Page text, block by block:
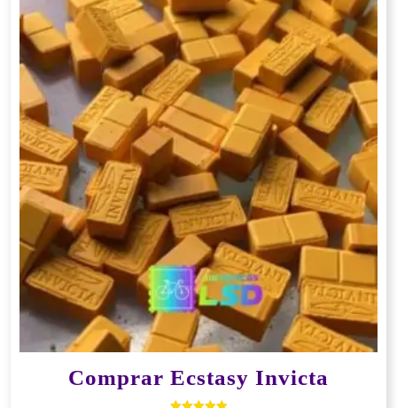
Comprar Ecstasy Invicta